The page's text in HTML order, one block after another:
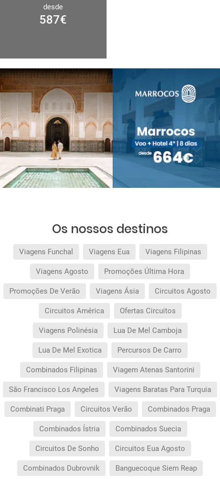
desde
587€
Os nossos destinos
Viagens Funchal Viagens Eua Viagens Filipinas
Viagens Agosto Promoções Última Hora
Promoções De Verão Viagens Ásia Circuitos Agosto
Circuitos América Ofertas Circuitos
Viagens Polinésia Lua De Mel Camboja
Lua De Mel Exotica Percursos De Carro
Combinados Filipinas Viagem Atenas Santorini
São Francisco Los Angeles Viagens Baratas Para Turquia
Combinati Praga Circuitos Verão Combinados Praga
Combinados Ístria Combinados Suecia
Circuitos De Sonho Circuitos Eua Agosto
Combinados Dubrovnik Banguecoque Siem Reap